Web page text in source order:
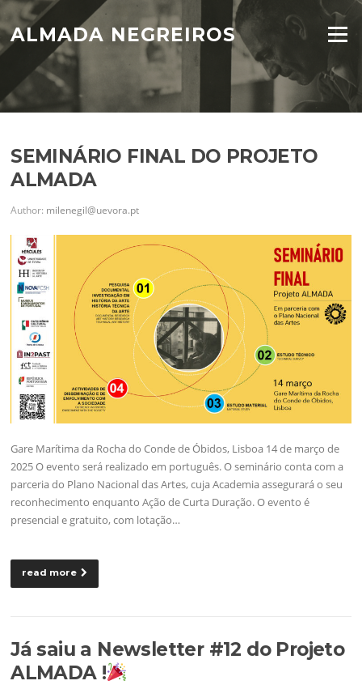
to
content
ALMADA NEGREIROS Menu
Blog
SEMINÁRIO FINAL DO PROJETO
ALMADA
Author: milenegil@uevora.pt
Gare Marítima da Rocha do Conde de Óbidos, Lisboa 14 de março de
2025 O evento será realizado em português. O seminário conta com a
parceria do Plano Nacional das Artes, cuja Academia assegurará o seu
reconhecimento enquanto Ação de Curta Duração. O evento é
presencial e gratuito, com lotação…
read more
Já saiu a Newsletter #12 do Projeto
ALMADA !